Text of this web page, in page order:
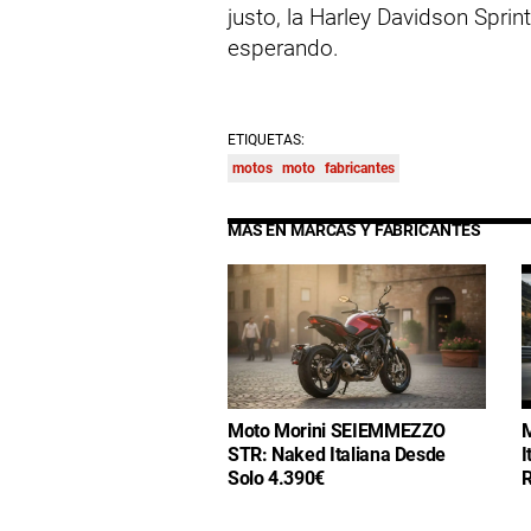
justo, la Harley Davidson
esperando.
ETIQUETAS:
motos moto fabricantes
MÁS EN MARCAS Y FABRICANTES
Moto Morini SEIEMMEZZO
STR: Naked Italiana Desde
Solo 4.390€